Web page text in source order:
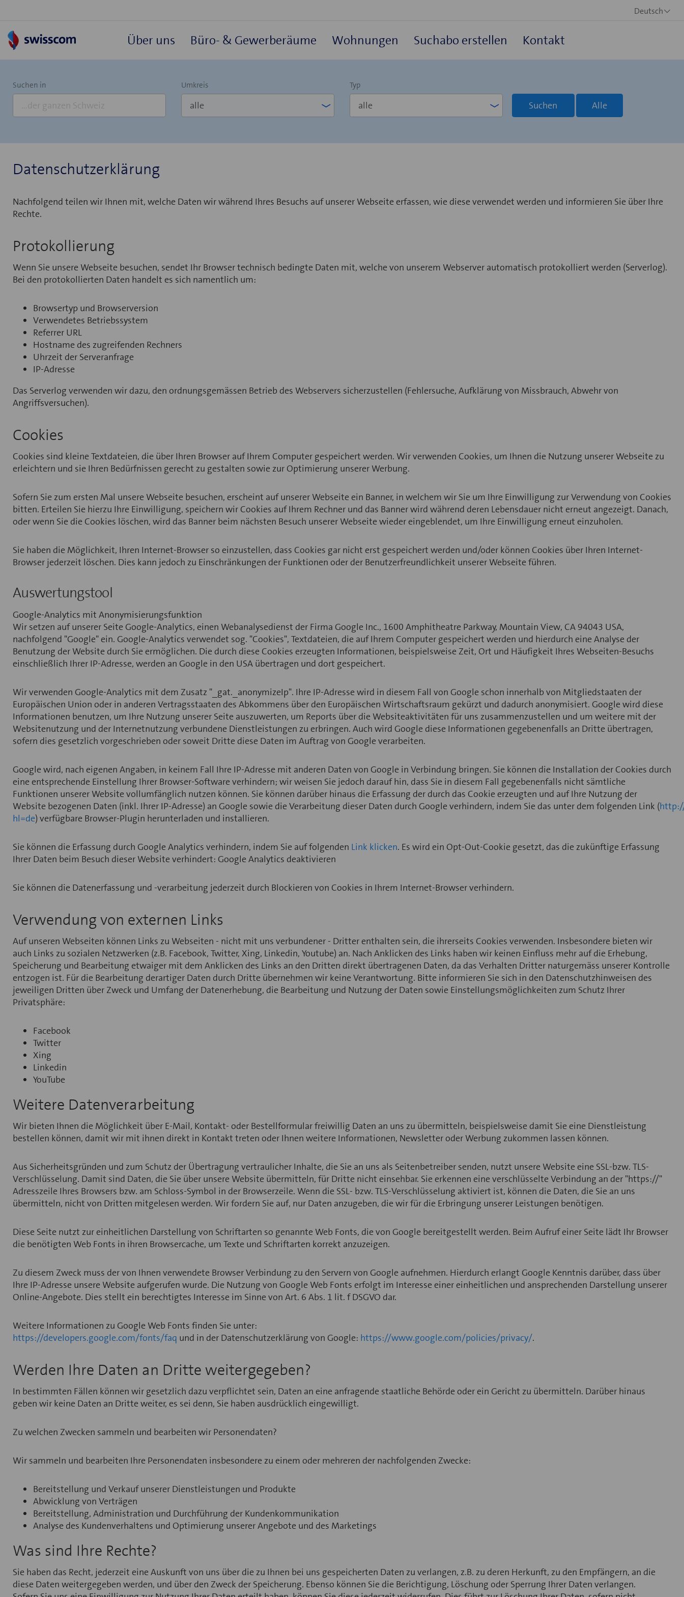
Deutsch
Über uns Büro- & Gewerberäume Wohnungen Suchabo erstellen Kontakt
Suchen in Umkreis Typ
Suchen Alle
Datenschutzerklärung
Nachfolgend teilen wir Ihnen mit, welche Daten wir während Ihres Besuchs auf unserer Webseite erfassen, wie diese verwendet werden und informieren Sie über Ihre
Rechte.
Protokollierung
Wenn Sie unsere Webseite besuchen, sendet Ihr Browser technisch bedingte Daten mit, welche von unserem Webserver automatisch protokolliert werden (Serverlog).
Bei den protokollierten Daten handelt es sich namentlich um:
Browsertyp und Browserversion
Verwendetes Betriebssystem
Referrer URL
Hostname des zugreifenden Rechners
Uhrzeit der Serveranfrage
IP-Adresse
Das Serverlog verwenden wir dazu, den ordnungsgemässen Betrieb des Webservers sicherzustellen (Fehlersuche, Aufklärung von Missbrauch, Abwehr von
Angriffsversuchen).
Cookies
Cookies sind kleine Textdateien, die über Ihren Browser auf Ihrem Computer gespeichert werden. Wir verwenden Cookies, um Ihnen die Nutzung unserer Webseite zu
erleichtern und sie Ihren Bedürfnissen gerecht zu gestalten sowie zur Optimierung unserer Werbung.
Sofern Sie zum ersten Mal unsere Webseite besuchen, erscheint auf unserer Webseite ein Banner, in welchem wir Sie um Ihre Einwilligung zur Verwendung von Cookies
bitten. Erteilen Sie hierzu Ihre Einwilligung, speichern wir Cookies auf Ihrem Rechner und das Banner wird während deren Lebensdauer nicht erneut angezeigt. Danach,
oder wenn Sie die Cookies löschen, wird das Banner beim nächsten Besuch unserer Webseite wieder eingeblendet, um Ihre Einwilligung erneut einzuholen.
Sie haben die Möglichkeit, Ihren Internet-Browser so einzustellen, dass Cookies gar nicht erst gespeichert werden und/oder können Cookies über Ihren Internet-
Browser jederzeit löschen. Dies kann jedoch zu Einschränkungen der Funktionen oder der Benutzerfreundlichkeit unserer Webseite führen.
Auswertungstool
Google-Analytics mit Anonymisierungsfunktion
Wir setzen auf unserer Seite Google-Analytics, einen Webanalysedienst der Firma Google Inc., 1600 Amphitheatre Parkway, Mountain View, CA 94043 USA,
nachfolgend "Google" ein. Google-Analytics verwendet sog. "Cookies", Textdateien, die auf Ihrem Computer gespeichert werden und hierdurch eine Analyse der
Benutzung der Website durch Sie ermöglichen. Die durch diese Cookies erzeugten Informationen, beispielsweise Zeit, Ort und Häufigkeit Ihres Webseiten-Besuchs
einschließlich Ihrer IP-Adresse, werden an Google in den USA übertragen und dort gespeichert.
Wir verwenden Google-Analytics mit dem Zusatz "_gat._anonymizeIp". Ihre IP-Adresse wird in diesem Fall von Google schon innerhalb von Mitgliedstaaten der
Europäischen Union oder in anderen Vertragsstaaten des Abkommens über den Europäischen Wirtschaftsraum gekürzt und dadurch anonymisiert. Google wird diese
Informationen benutzen, um Ihre Nutzung unserer Seite auszuwerten, um Reports über die Websiteaktivitäten für uns zusammenzustellen und um weitere mit der
Websitenutzung und der Internetnutzung verbundene Dienstleistungen zu erbringen. Auch wird Google diese Informationen gegebenenfalls an Dritte übertragen,
sofern dies gesetzlich vorgeschrieben oder soweit Dritte diese Daten im Auftrag von Google verarbeiten.
Google wird, nach eigenen Angaben, in keinem Fall Ihre IP-Adresse mit anderen Daten von Google in Verbindung bringen. Sie können die Installation der Cookies durch
eine entsprechende Einstellung Ihrer Browser-Software verhindern; wir weisen Sie jedoch darauf hin, dass Sie in diesem Fall gegebenenfalls nicht sämtliche
Funktionen unserer Website vollumfänglich nutzen können. Sie können darüber hinaus die Erfassung der durch das Cookie erzeugten und auf Ihre Nutzung der
Website bezogenen Daten (inkl. Ihrer IP-Adresse) an Google sowie die Verarbeitung dieser Daten durch Google verhindern, indem Sie das unter dem folgenden Link (
hl=de) verfügbare Browser-Plugin herunterladen und installieren.
Sie können die Erfassung durch Google Analytics verhindern, indem Sie auf folgenden Link klicken. Es wird ein Opt-Out-Cookie gesetzt, das die zukünftige Erfassung
Ihrer Daten beim Besuch dieser Website verhindert: Google Analytics deaktivieren
Sie können die Datenerfassung und -verarbeitung jederzeit durch Blockieren von Cookies in Ihrem Internet-Browser verhindern.
Verwendung von externen Links
Auf unseren Webseiten können Links zu Webseiten - nicht mit uns verbundener - Dritter enthalten sein, die ihrerseits Cookies verwenden. Insbesondere bieten wir
auch Links zu sozialen Netzwerken (z.B. Facebook, Twitter, Xing, Linkedin, Youtube) an. Nach Anklicken des Links haben wir keinen Einfluss mehr auf die Erhebung,
Speicherung und Bearbeitung etwaiger mit dem Anklicken des Links an den Dritten direkt übertragenen Daten, da das Verhalten Dritter naturgemäss unserer Kontrolle
entzogen ist. Für die Bearbeitung derartiger Daten durch Dritte übernehmen wir keine Verantwortung. Bitte informieren Sie sich in den Datenschutzhinweisen des
jeweiligen Dritten über Zweck und Umfang der Datenerhebung, die Bearbeitung und Nutzung der Daten sowie Einstellungsmöglichkeiten zum Schutz Ihrer
Privatsphäre:
Facebook
Twitter
Xing
Linkedin
YouTube
Weitere Datenverarbeitung
Wir bieten Ihnen die Möglichkeit über E-Mail, Kontakt- oder Bestellformular freiwillig Daten an uns zu übermitteln, beispielsweise damit Sie eine Dienstleistung
bestellen können, damit wir mit ihnen direkt in Kontakt treten oder Ihnen weitere Informationen, Newsletter oder Werbung zukommen lassen können.
Aus Sicherheitsgründen und zum Schutz der Übertragung vertraulicher Inhalte, die Sie an uns als Seitenbetreiber senden, nutzt unsere Website eine SSL-bzw. TLS-
Verschlüsselung. Damit sind Daten, die Sie über unsere Website übermitteln, für Dritte nicht einsehbar. Sie erkennen eine verschlüsselte Verbindung an der "https://"
Adresszeile Ihres Browsers bzw. am Schloss-Symbol in der Browserzeile. Wenn die SSL- bzw. TLS-Verschlüsselung aktiviert ist, können die Daten, die Sie an uns
übermitteln, nicht von Dritten mitgelesen werden. Wir fordern Sie auf, nur Daten anzugeben, die wir für die Erbringung unserer Leistungen benötigen.
Diese Seite nutzt zur einheitlichen Darstellung von Schriftarten so genannte Web Fonts, die von Google bereitgestellt werden. Beim Aufruf einer Seite lädt Ihr Browser
die benötigten Web Fonts in ihren Browsercache, um Texte und Schriftarten korrekt anzuzeigen.
Zu diesem Zweck muss der von Ihnen verwendete Browser Verbindung zu den Servern von Google aufnehmen. Hierdurch erlangt Google Kenntnis darüber, dass über
Ihre IP-Adresse unsere Website aufgerufen wurde. Die Nutzung von Google Web Fonts erfolgt im Interesse einer einheitlichen und ansprechenden Darstellung unserer
Online-Angebote. Dies stellt ein berechtigtes Interesse im Sinne von Art. 6 Abs. 1 lit. f DSGVO dar.
Weitere Informationen zu Google Web Fonts finden Sie unter:
https://developers.google.com/fonts/faq und in der Datenschutzerklärung von Google: https://www.google.com/policies/privacy/.
Werden Ihre Daten an Dritte weitergegeben?
In bestimmten Fällen können wir gesetzlich dazu verpflichtet sein, Daten an eine anfragende staatliche Behörde oder ein Gericht zu übermitteln. Darüber hinaus
geben wir keine Daten an Dritte weiter, es sei denn, Sie haben ausdrücklich eingewilligt.
Zu welchen Zwecken sammeln und bearbeiten wir Personendaten?
Wir sammeln und bearbeiten Ihre Personendaten insbesondere zu einem oder mehreren der nachfolgenden Zwecke:
Bereitstellung und Verkauf unserer Dienstleistungen und Produkte
Abwicklung von Verträgen
Bereitstellung, Administration und Durchführung der Kundenkommunikation
Analyse des Kundenverhaltens und Optimierung unserer Angebote und des Marketings
Was sind Ihre Rechte?
Sie haben das Recht, jederzeit eine Auskunft von uns über die zu Ihnen bei uns gespeicherten Daten zu verlangen, z.B. zu deren Herkunft, zu den Empfängern, an die
diese Daten weitergegeben werden, und über den Zweck der Speicherung. Ebenso können Sie die Berichtigung, Löschung oder Sperrung Ihrer Daten verlangen.